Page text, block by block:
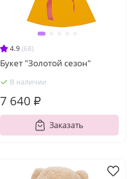
4.9 (68)
Букет "Золотой сезон"
В наличии
7 640 ₽
Заказать